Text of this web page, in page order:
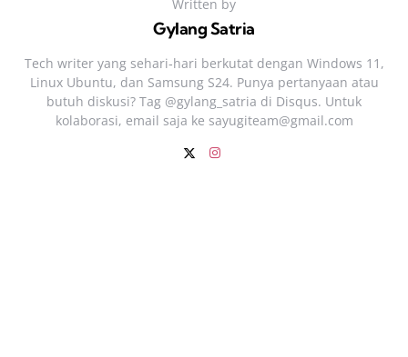
Written by
Gylang Satria
Tech writer yang sehari‑hari berkutat dengan Windows 11,
Linux Ubuntu, dan Samsung S24. Punya pertanyaan atau
butuh diskusi? Tag @gylang_satria di Disqus. Untuk
kolaborasi, email saja ke sayugiteam@gmail.com